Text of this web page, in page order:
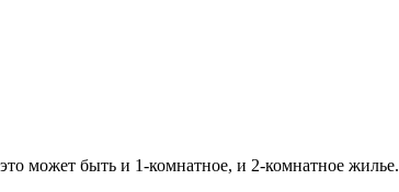
может быть и 1-комнатное, и 2-комнатное жилье.